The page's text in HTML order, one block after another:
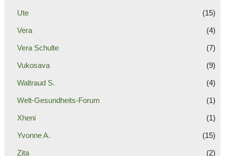
Ute (15)
Vera (4)
Vera Schulte (7)
Vukosava (9)
Waltraud S. (4)
Welt-Gesundheits-Forum (1)
Xheni (1)
Yvonne A. (15)
Zita (2)